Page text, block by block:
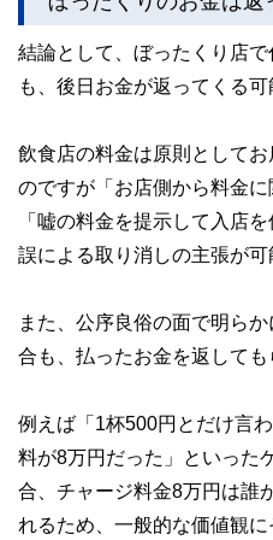
結論として、ぼったくり店
も、後日お金が返ってくる可
飲食店の料金は原則として
のですが「お店側から料金に
「嘘の料金を提示して入店
誤による取り消しの主張が可
また、公序良俗の面で明ら
合も、払ったお金を返しても
例えば「1杯500円とだけ言
料が8万円だった」といった
合、チャージ料金8万円は誰
れるため、一般的な価値観